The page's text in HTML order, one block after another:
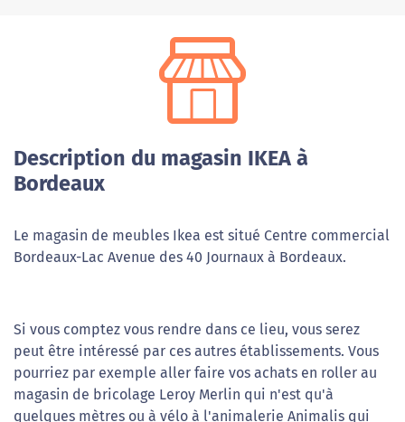
Description du magasin IKEA à
Bordeaux
Le magasin de meubles Ikea est situé Centre commercial
Bordeaux-Lac Avenue des 40 Journaux à Bordeaux.
Si vous comptez vous rendre dans ce lieu, vous serez
peut être intéressé par ces autres établissements. Vous
pourriez par exemple aller faire vos achats en roller au
magasin de bricolage Leroy Merlin qui n'est qu'à
quelques mètres ou à vélo à l'animalerie Animalis qui